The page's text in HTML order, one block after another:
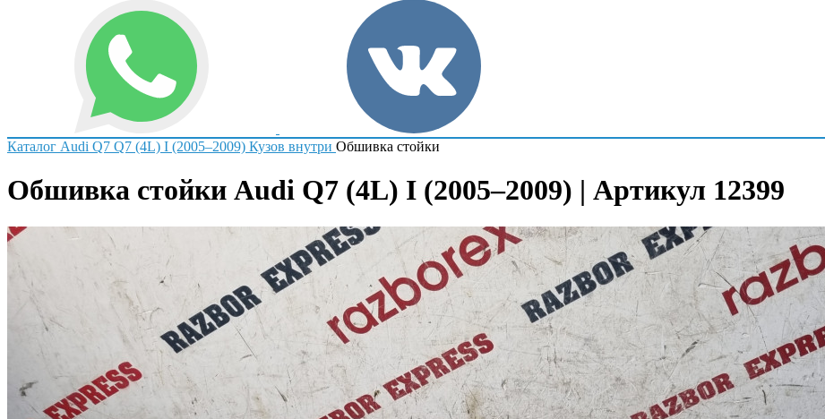
Каталог Audi Q7 Q7 (4L) I (2005–2009) Кузов внутри Обшивка стойки
Обшивка стойки Audi Q7 (4L) I (2005–2009) | Артикул 12399